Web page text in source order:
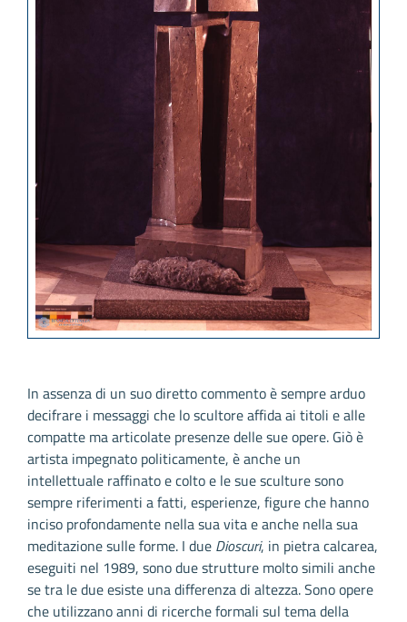
In assenza di un suo diretto commento è sempre arduo
decifrare i messaggi che lo scultore affida ai titoli e alle
compatte ma articolate presenze delle sue opere. Giò è
artista impegnato politicamente, è anche un
intellettuale raffinato e colto e le sue sculture sono
sempre riferimenti a fatti, esperienze, figure che hanno
inciso profondamente nella sua vita e anche nella sua
meditazione sulle forme. I due Dioscuri, in pietra calcarea,
eseguiti nel 1989, sono due strutture molto simili anche
se tra le due esiste una differenza di altezza. Sono opere
che utilizzano anni di ricerche formali sul tema della